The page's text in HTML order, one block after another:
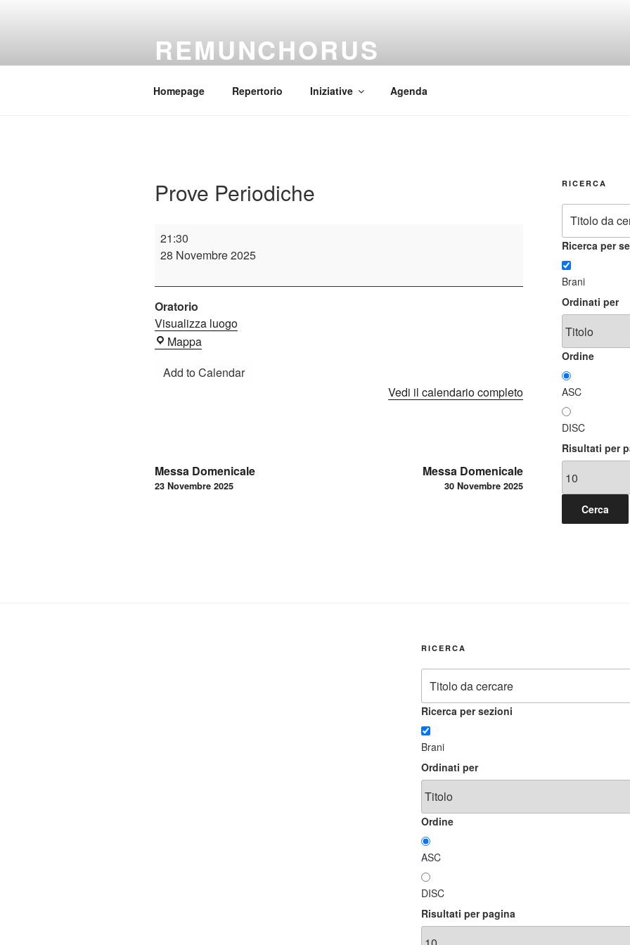
REMUNCHORUS
Homepage Repertorio Iniziative Agenda
Prove Periodiche
Prove
Periodiche
21:30
28 Novembre 2025
Oratorio
Visualizza luogo
Mappa
Add to Calendar
Vedi il calendario completo
Navigazione
articoli
Messa Domenicale
23 Novembre 2025
Messa Domenicale
30 Novembre 2025
RICERCA
Ricerca per
Brani
Ordinati per
Ordine
ASC
DISC
Risultati per
RICERCA
Ricerca per sezioni
Brani
Ordinati per
Ordine
ASC
DISC
Risultati per pagina